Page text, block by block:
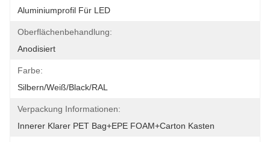
Aluminiumprofil Für LED
Oberflächenbehandlung:
Anodisiert
Farbe:
Silbern/weiß/Black/RAL
Verpackung Informationen:
Innerer Klarer PET Bag+EPE FOAM+Carton Kasten